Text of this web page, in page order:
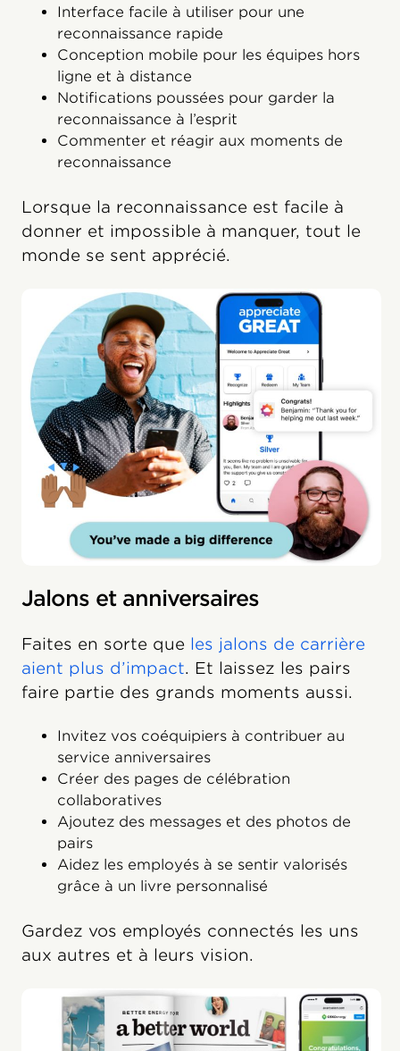
Interface facile à utiliser pour une
reconnaissance rapide
Conception mobile pour les équipes hors
ligne et à distance
Notifications poussées pour garder la
reconnaissance à l’esprit
Commenter et réagir aux moments de
reconnaissance
Lorsque la reconnaissance est facile à
donner et impossible à manquer, tout le
monde se sent apprécié.
Jalons et anniversaires
Faites en sorte que les jalons de carrière
aient plus d’impact. Et laissez les pairs
faire partie des grands moments aussi.
Invitez vos coéquipiers à contribuer au
service anniversaires
Créer des pages de célébration
collaboratives
Ajoutez des messages et des photos de
pairs
Aidez les employés à se sentir valorisés
grâce à un livre personnalisé
Gardez vos employés connectés les uns
aux autres et à leurs vision.